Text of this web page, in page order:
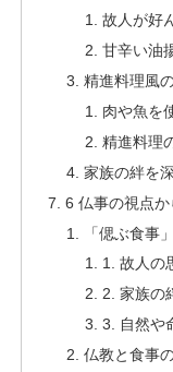
故人が好
甘辛い油
精進料理風
肉や魚を
精進料理
家族の絆を
6 仏事の視点
「偲ぶ食事
1. 故人の
2. 家族の
3. 自然や
仏教と食事